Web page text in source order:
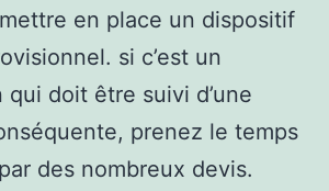
en place un dispositif
si c’est un
qui doit être suivi d’une
prenez le temps
des nombreux devis.